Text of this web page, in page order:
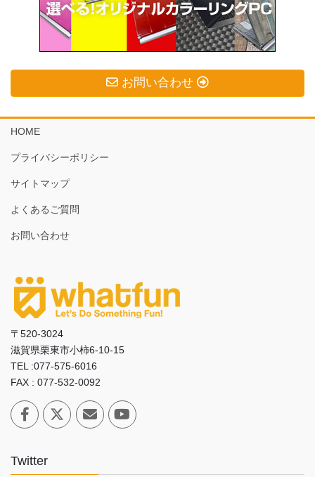
お問い合わせ
HOME
プライバシーポリシー
サイトマップ
よくあるご質問
お問い合わせ
〒520-3024
滋賀県栗東市小柿6-10-15
TEL :077-575-6016
FAX : 077-532-0092
Twitter